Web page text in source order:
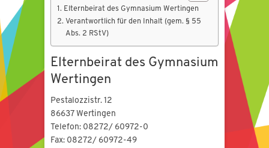
Elternbeirat des Gymnasium Wertingen
Verantwortlich für den Inhalt (gem. § 55
Abs. 2 RStV)
Elternbeirat des Gymnasium
Wertingen
Pestalozzistr. 12
86637 Wertingen
Telefon: 08272/ 60972-0
Fax: 08272/ 60972-49